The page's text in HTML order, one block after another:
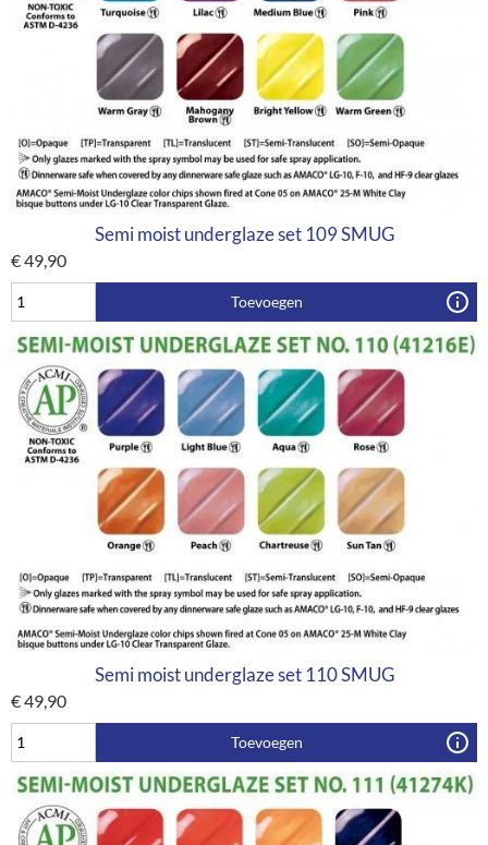
Semi moist underglaze set 109 SMUG
€49,90
Toevoegen
Semi moist underglaze set 110 SMUG
€49,90
Toevoegen